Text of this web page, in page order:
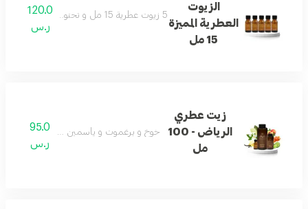
الزيوت
العطرية المميزة
15 مل
5 زيوت عطرية 15 مل و تحتوي على سوف و الرياض و بيوتي و فلاورد و بلوم
120.0
ر.س
زيت عطري
الرياض - 100
مل
خوخ و برغموت و ياسمين و فانيلا و مسك و
95.0
ر.س